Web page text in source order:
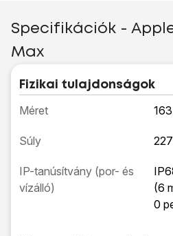
Specifikációk -
Max
Fizikai tulajdonságok
Méret
Súly
IP-tanúsítvány (por- és
vízálló)
(6
0